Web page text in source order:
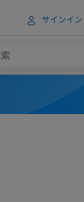
サインイン